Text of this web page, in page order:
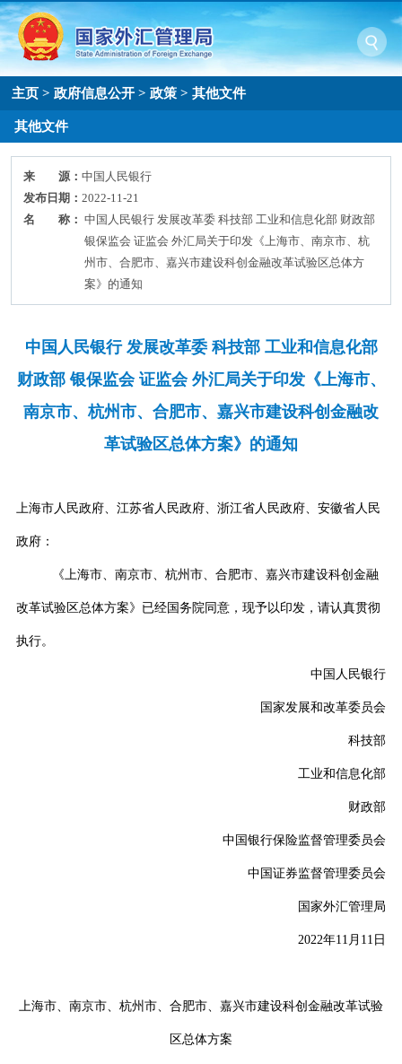
主页 >政府信息公开 >政策 >其他文件
其他文件
来 源：中国人民银行
发布日期：2022-11-21
名 称： 中国人民银行 发展改革委 科技部 工业和信息化部 财政部
银保监会 证监会 外汇局关于印发《上海市、南京市、杭
州市、合肥市、嘉兴市建设科创金融改革试验区总体方
案》的通知
中国人民银行 发展改革委 科技部 工业和信息化部
财政部 银保监会 证监会 外汇局关于印发《上海市、
南京市、杭州市、合肥市、嘉兴市建设科创金融改
革试验区总体方案》的通知
上海市人民政府、江苏省人民政府、浙江省人民政府、安徽省人民
政府：
《上海市、南京市、杭州市、合肥市、嘉兴市建设科创金融
改革试验区总体方案》已经国务院同意，现予以印发，请认真贯彻
执行。
中国人民银行
国家发展和改革委员会
科技部
工业和信息化部
财政部
中国银行保险监督管理委员会
中国证券监督管理委员会
国家外汇管理局
2022年11 月 11 日
上海市、南京市、杭州市、合肥市、嘉兴市建设科创金融改革试验
区总体方案